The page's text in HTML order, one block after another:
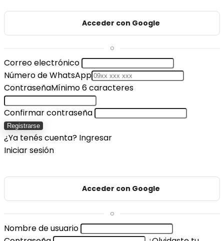
Acceder con Google
o
Correo electrónico
Número de WhatsApp
ContraseñaMínimo 6 caracteres
Confirmar contraseña
Registrarse
¿Ya tenés cuenta? Ingresar
Iniciar sesión
Acceder con Google
o
Nombre de usuario